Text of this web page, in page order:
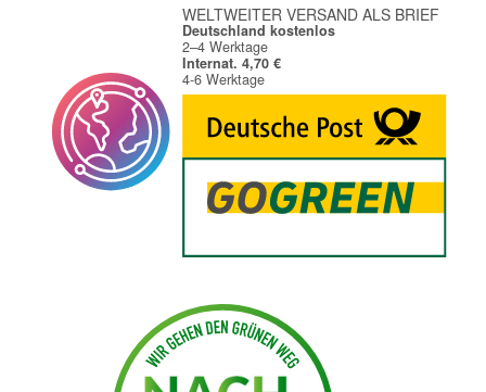
WELTWEITER VERSAND ALS BRIEF
Deutschland kostenlos
2–4 Werktage
Internat. 4,70 €
4-6 Werktage